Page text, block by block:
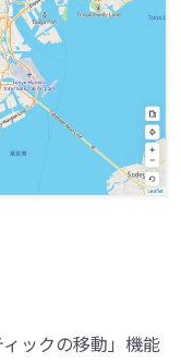
ックの移動」機能